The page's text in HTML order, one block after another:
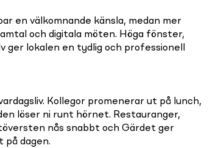
en välkomnande känsla, medan mer
och digitala möten. Höga fönster,
ger lokalen en tydlig och professionell
Kollegor promenerar ut på lunch,
löser ni runt hörnet. Restauranger,
nås snabbt och Gärdet ger
på dagen.